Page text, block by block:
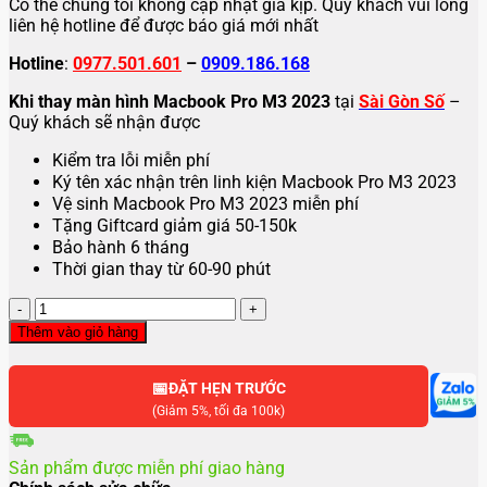
Có thể chúng tôi không cập nhật giá kịp. Quý khách vui lòng
liên hệ hotline để được báo giá mới nhất
Hotline: 0977.501.601 – 0909.186.168
Khi thay màn hình Macbook Pro M3 2023 tại Sài Gòn Số–
Quý khách sẽ nhận được
Kiểm tra lỗi miễn phí
Ký tên xác nhận trên linh kiện Macbook Pro M3 2023
Vệ sinh Macbook Pro M3 2023 miễn phí
Tặng Giftcard giảm giá 50-150k
Bảo hành 6 tháng
Thời gian thay từ 60-90 phút
Thay
màn
hình
Macbook
14
2023
Thêm vào giỏ hàng
📅ĐẶT HẸN TRƯỚC
(Giảm 5%, tối đa 100k)
Sản phẩm được miễn phí giao hàng